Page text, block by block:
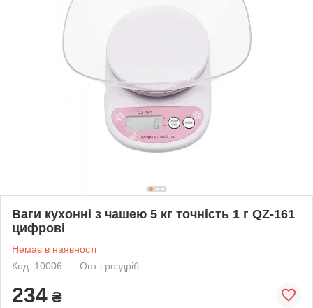
Ваги кухонні з чашею 5 кг точність 1 г QZ-161
цифрові
Немає в наявності
Код: 10006
Опт і роздріб
234 ₴